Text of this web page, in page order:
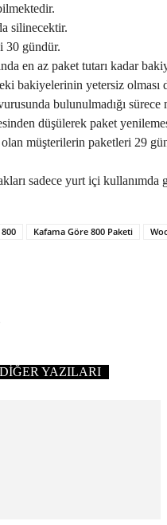
silinecektir.
30 gündür.
en az paket tutarı kadar
bakiyelerinin yetersiz
bulunulmadığı
düşülerek paket
müşterilerin paketleri 29
sadece yurt içi kullanımda
Kafama Göre 800 Paketi
YAZILARI